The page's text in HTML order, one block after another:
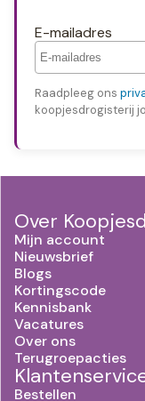
E-mailadres
Raadpleeg ons
koopjesdrogisterij
Over
Mijn account
Nieuwsbrief
Blogs
Kortingscode
Kennisbank
Vacatures
Over ons
Terugroepacties
Bestellen